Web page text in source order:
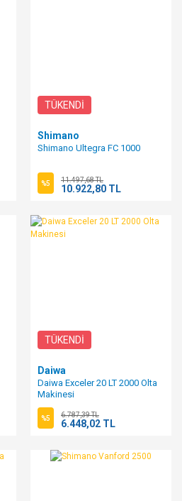
TÜKENDİ
Shimano
Shimano Ultegra FC 1000
%5 11.497,68 TL
10.922,80 TL
TÜKENDİ
Daiwa
Daiwa Exceler 20 LT 2000 Olta
Makinesi
%5 6.787,39 TL
6.448,02 TL